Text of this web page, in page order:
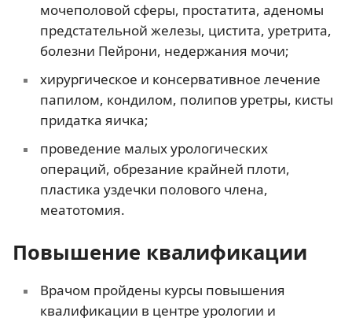
мочеполовой сферы, простатита, аденомы
предстательной железы, цистита, уретрита,
болезни Пейрони, недержания мочи;
хирургическое и консервативное лечение
папилом, кондилом, полипов уретры, кисты
придатка яичка;
проведение малых урологических
операций, обрезание крайней плоти,
пластика уздечки полового члена,
меатотомия.
Повышение квалификации
Врачом пройдены курсы повышения
квалификации в центре урологии и